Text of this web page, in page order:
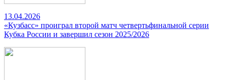
13.04.2026
«Кузбасс» проиграл второй матч четвертьфинальной серии
Кубка России и завершил сезон 2025/2026